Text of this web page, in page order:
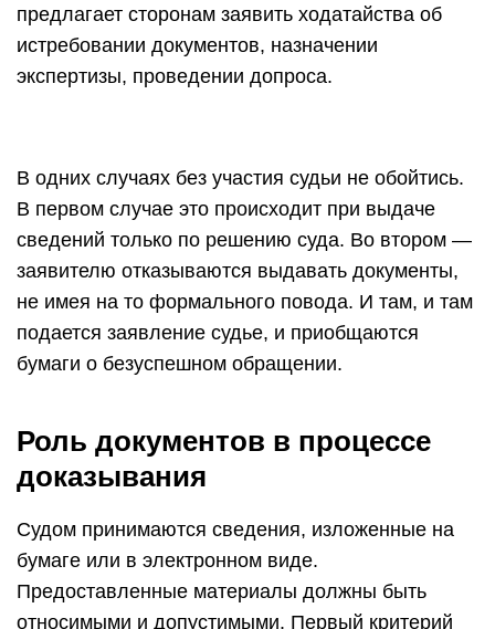
предлагает сторонам заявить ходатайства об
истребовании документов, назначении
экспертизы, проведении допроса.
В одних случаях без участия судьи не обойтись.
В первом случае это происходит при выдаче
сведений только по решению суда. Во втором —
заявителю отказываются выдавать документы,
не имея на то формального повода. И там, и там
подается заявление судье, и приобщаются
бумаги о безуспешном обращении.
Роль документов в процессе
доказывания
Судом принимаются сведения, изложенные на
бумаге или в электронном виде.
Предоставленные материалы должны быть
относимыми и допустимыми. Первый критерий